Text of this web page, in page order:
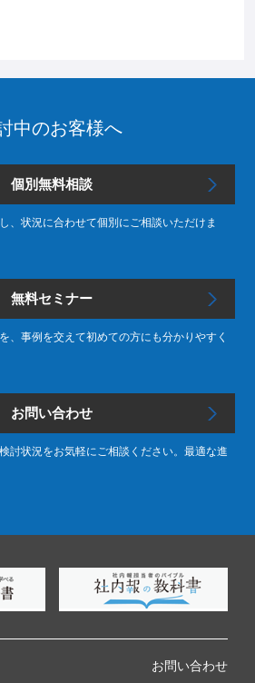
中のお客様へ
個別無料相談
、状況に合わせて個別にご相談いただけま
無料セミナー
、事例を交えて初めての方にも分かりやすく
お問い合わせ
討状況をお気軽にご相談ください。最適な進
お問い合わせ